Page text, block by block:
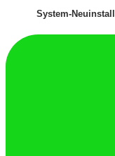
System-